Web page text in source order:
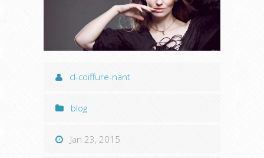
cl-coiffure-nant
blog
Jan 23, 2015